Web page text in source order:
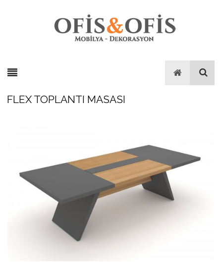
FLEX TOPLANTI MASASI